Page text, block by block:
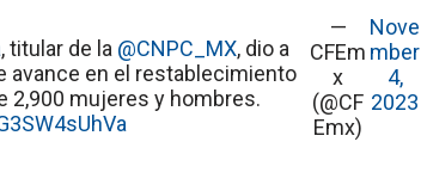
, titular de la @CNPC_MX, dio a
avance en el restablecimiento
2,900 mujeres y hombres.
—
CFEm
x
(@CF
Emx)
Nove
mber
4,
2023